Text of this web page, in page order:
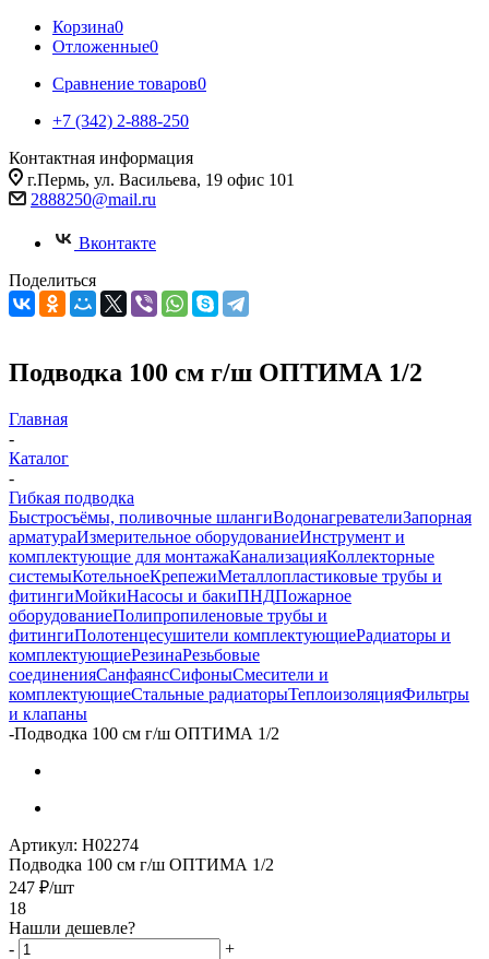
Корзина0
Отложенные0
Сравнение товаров0
+7 (342) 2-888-250
Контактная информация
г.Пермь, ул. Васильева, 19 офис 101
2888250@mail.ru
Вконтакте
Поделиться
Подводка 100 см г/ш ОПТИМА 1/2
Главная
-
Каталог
-
Гибкая подводка
Быстросъёмы, поливочные шлангиВодонагревателиЗапорная
арматураИзмерительное оборудованиеИнструмент и
комплектующие для монтажаКанализацияКоллекторные
системыКотельноеКрепежиМеталлопластиковые трубы и
фитингиМойкиНасосы и бакиПНДПожарное
оборудованиеПолипропиленовые трубы и
фитингиПолотенцесушители комплектующиеРадиаторы и
комплектующиеРезинаРезьбовые
соединенияСанфаянсСифоныСмесители и
комплектующиеСтальные радиаторыТеплоизоляцияФильтры
и клапаны
-Подводка 100 см г/ш ОПТИМА 1/2
Артикул: Н02274
Подводка 100 см г/ш ОПТИМА 1/2
247 ₽/шт
18
Нашли дешевле?
-
+